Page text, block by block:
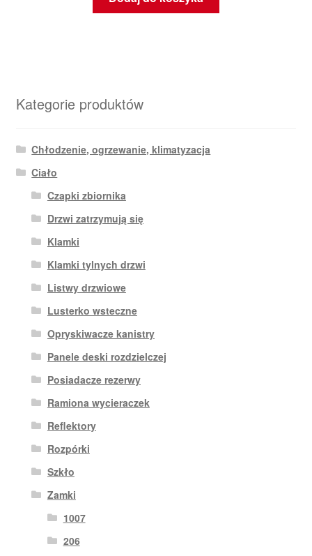
Kategorie produktów
Chłodzenie, ogrzewanie, klimatyzacja
Ciało
Czapki zbiornika
Drzwi zatrzymują się
Klamki
Klamki tylnych drzwi
Listwy drzwiowe
Lusterko wsteczne
Opryskiwacze kanistry
Panele deski rozdzielczej
Posiadacze rezerwy
Ramiona wycieraczek
Reflektory
Rozpórki
Szkło
Zamki
1007
206